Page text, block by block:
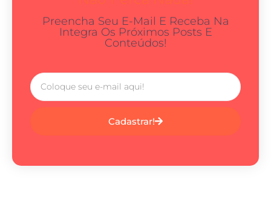
Preencha Seu E-Mail E Receba Na
Integra Os Próximos Posts E
Conteúdos!
Cadastrar!